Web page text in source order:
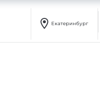
Екатеринбург